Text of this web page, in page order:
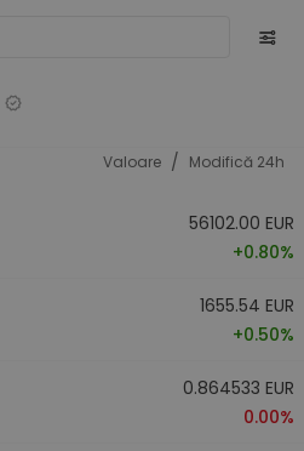
Valoare / Modifică 24h
56102.00 EUR
+0.80%
1655.54 EUR
+0.50%
0.864533 EUR
0.00%